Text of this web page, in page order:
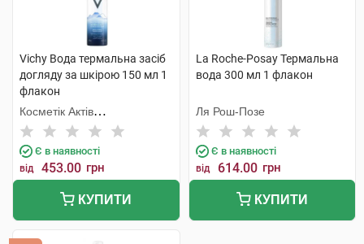
Vichy Вода термальна засіб
догляду за шкірою 150 мл 1
флакон
Косметік Актів
Інтернаціональ
Є в наявності
від 453.00 грн
КУПИТИ
La Roche-Posay Термальна
вода 300 мл 1 флакон
Ля Рош-Позе
Є в наявності
від 614.00 грн
КУПИТИ